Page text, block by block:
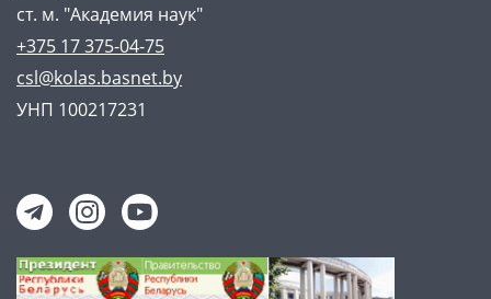
ст. м. "Академия наук"
+375 17 375-04-75
csl@kolas.basnet.by
УНП 100217231